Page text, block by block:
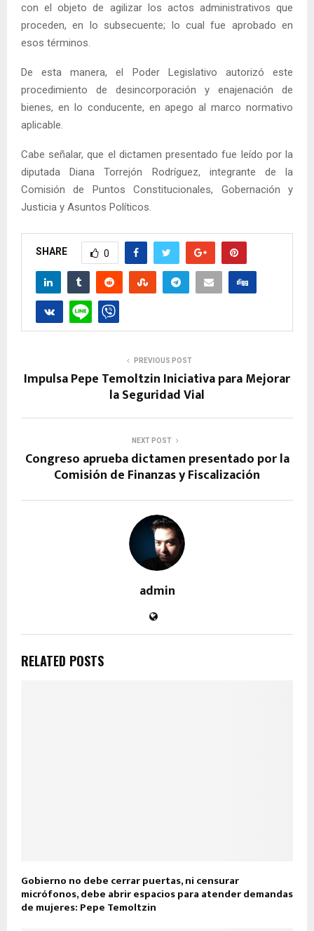
con el objeto de agilizar los actos administrativos que
proceden, en lo subsecuente; lo cual fue aprobado en
esos términos.
De esta manera, el Poder Legislativo autorizó este
procedimiento de desincorporación y enajenación de
bienes, en lo conducente, en apego al marco normativo
aplicable.
Cabe señalar, que el dictamen presentado fue leído por la
diputada Diana Torrejón Rodríguez, integrante de la
Comisión de Puntos Constitucionales, Gobernación y
Justicia y Asuntos Políticos.
SHARE 0
PREVIOUS POST
Impulsa Pepe Temoltzin Iniciativa para Mejorar
la Seguridad Vial
NEXT POST
Congreso aprueba dictamen presentado por la
Comisión de Finanzas y Fiscalización
admin
RELATED POSTS
Gobierno no debe cerrar puertas, ni censurar
micrófonos, debe abrir espacios para atender demandas
de mujeres: Pepe Temoltzin